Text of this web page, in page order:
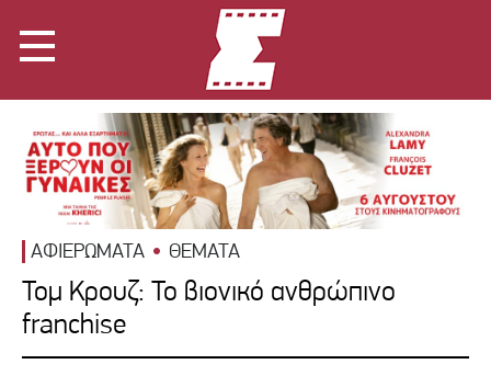
ΑΦΙΕΡΩΜΑΤΑ ΘΕΜΑΤΑ
Τομ Κρουζ: Το βιονικό ανθρώπινο
franchise